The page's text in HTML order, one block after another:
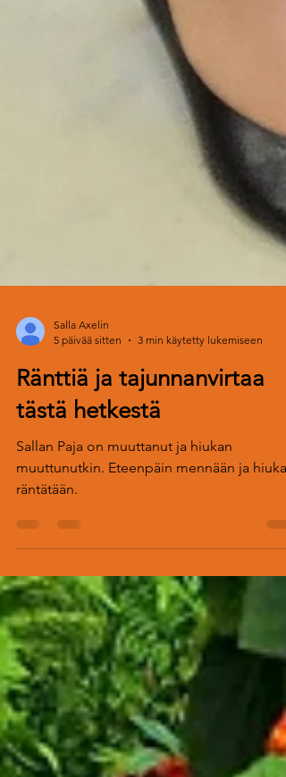
Salla Axelin
5 päivää sitten
3 min käytetty lukemiseen
Ränttiä ja tajunnanvirtaa
tästä hetkestä
Sallan Paja on muuttanut ja hiukan
räntätään.